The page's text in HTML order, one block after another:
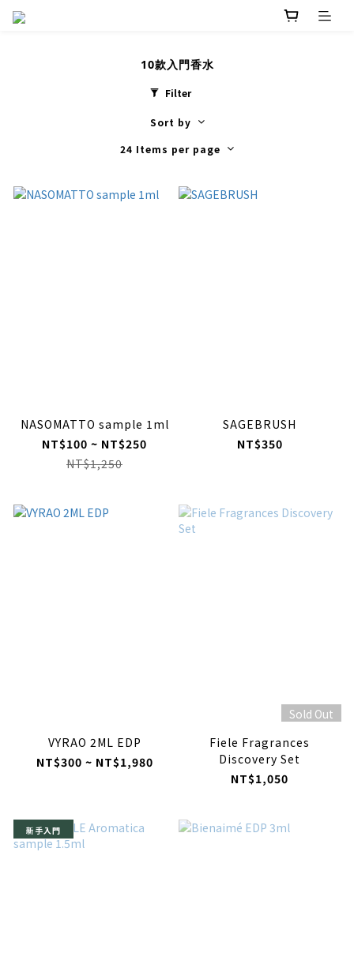
10款入門香水
Filter
Sort by
24 Items per page
NASOMATTO sample 1ml
NT$100 ~ NT$250
NT$1,250
SAGEBRUSH
NT$350
VYRAO 2ML EDP
NT$300 ~ NT$1,980
Sold Out
Fiele Fragrances
Discovery Set
NT$1,050
新手入門